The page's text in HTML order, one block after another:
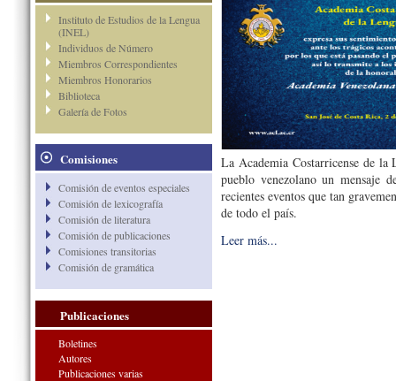
Instituto de Estudios de la Lengua
(INEL)
Individuos de Número
Miembros Correspondientes
Miembros Honorarios
Biblioteca
Galería de Fotos
Comisiones
Comisión de eventos especiales
Comisión de lexicografía
Comisión de literatura
Comisión de publicaciones
Comisiones transitorias
Comisión de gramática
Publicaciones
Boletines
Autores
Publicaciones varias
La Academia Costarricense de la
pueblo venezolano un mensaje
recientes eventos que tan
de todo el país.
Leer más...